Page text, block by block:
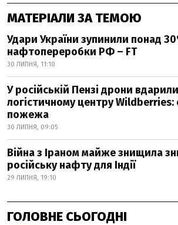
МАТЕРІАЛИ ЗА ТЕМОЮ
Удари України зупинили понад
нафтопереробки РФ – FT
30 ЛИПНЯ, 11:10
У російській Пензі дрони
логістичному центру Wildberries:
пожежа
30 ЛИПНЯ, 09:05
Війна з Іраном майже знищила
російську нафту для Індії
29 ЛИПНЯ, 19:10
ГОЛОВНЕ СЬОГОДНІ